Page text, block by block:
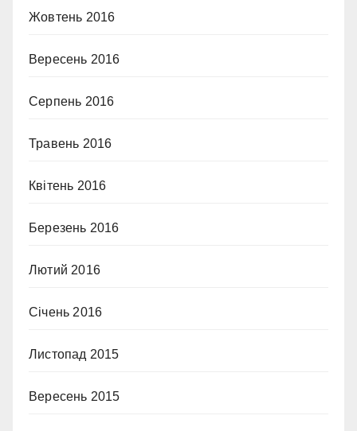
Жовтень 2016
Вересень 2016
Серпень 2016
Травень 2016
Квітень 2016
Березень 2016
Лютий 2016
Січень 2016
Листопад 2015
Вересень 2015